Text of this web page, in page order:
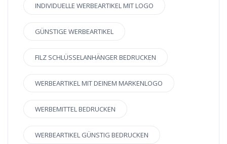
INDIVIDUELLE WERBEARTIKEL MIT LOGO
GÜNSTIGE WERBEARTIKEL
FILZ SCHLÜSSELANHÄNGER BEDRUCKEN
WERBEARTIKEL MIT DEINEM MARKENLOGO
WERBEMITTEL BEDRUCKEN
WERBEARTIKEL GÜNSTIG BEDRUCKEN